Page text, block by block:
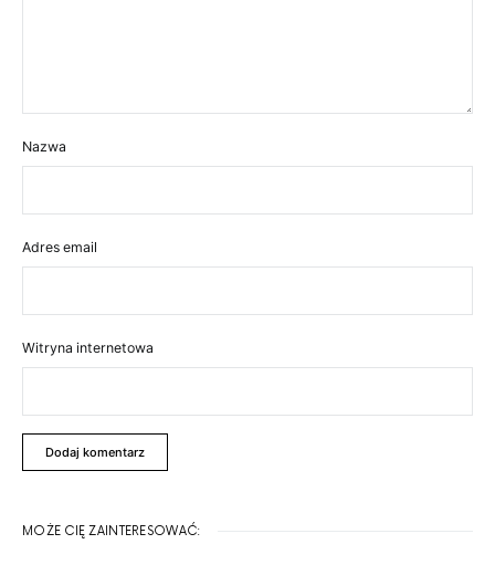
Nazwa
Adres email
Witryna internetowa
MOŻE CIĘ ZAINTERESOWAĆ: